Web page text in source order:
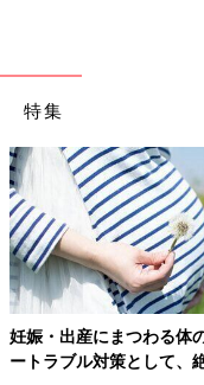
（C)秡川寿美礼
「デスクと本棚を背中合わせ
事例。それぞれの好みのカラ
また、住まいの中に、
子どもの行動や生活ス
が変わったりした事例
「 2歳児でも使いやす
特集
妊娠・出産にまつわる体
ートラブル対策として、